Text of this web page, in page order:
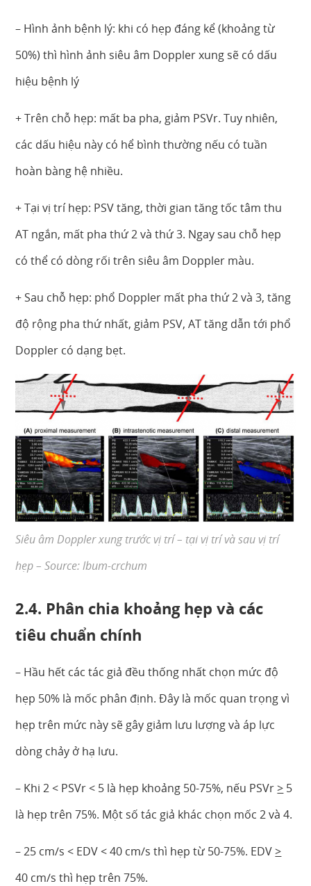
– Hình ảnh bệnh lý: khi có hẹp đáng kể (khoảng từ
50%) thì hình ảnh siêu âm Doppler xung sẽ có dấu
hiệu bệnh lý
+ Trên chỗ hẹp: mất ba pha, giảm PSVr. Tuy nhiên,
các dấu hiệu này có hể bình thường nếu có tuần
hoàn bàng hệ nhiều.
+ Tại vị trí hẹp: PSV tăng, thời gian tăng tốc tâm thu
AT ngắn, mất pha thứ 2 và thứ 3. Ngay sau chỗ hẹp
có thể có dòng rối trên siêu âm Doppler màu.
+ Sau chỗ hẹp: phổ Doppler mất pha thứ 2 và 3, tăng
độ rộng pha thứ nhất, giảm PSV, AT tăng dẫn tới phổ
Doppler có dạng bẹt.
Siêu âm Doppler xung trước vị trí – tại vị trí và sau vị trí
hẹp – Source: lbum-crchum
2.4. Phân chia khoảng hẹp và các
tiêu chuẩn chính
– Hầu hết các tác giả đều thống nhất chọn mức độ
hẹp 50% là mốc phân định. Đây là mốc quan trọng vì
hẹp trên mức này sẽ gây giảm lưu lượng và áp lực
dòng chảy ở hạ lưu.
– Khi 2 < PSVr < 5 là hẹp khoảng 50-75%, nếu PSVr> 5
là hẹp trên 75%. Một số tác giả khác chọn mốc 2 và 4.
– 25 cm/s < EDV < 40 cm/s thì hẹp từ 50-75%. EDV>
40 cm/s thì hẹp trên 75%.